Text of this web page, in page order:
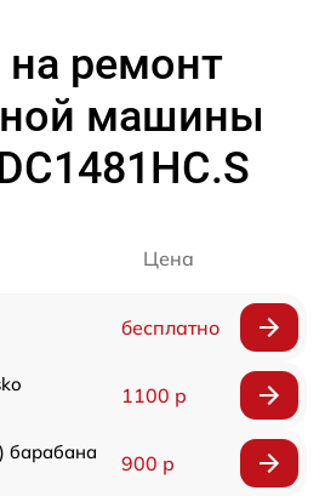
ремонт
машины
Цена
бесплатно
1100 р
барабана
900 р